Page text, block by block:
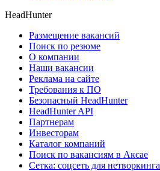
HeadHunter
Размещение вакансий
Поиск по резюме
О компании
Наши вакансии
Реклама на сайте
Требования к ПО
Безопасный HeadHunter
HeadHunter API
Партнерам
Инвесторам
Каталог компаний
Поиск по вакансиям в Аксае
Сетка: соцсеть для нетворкинга